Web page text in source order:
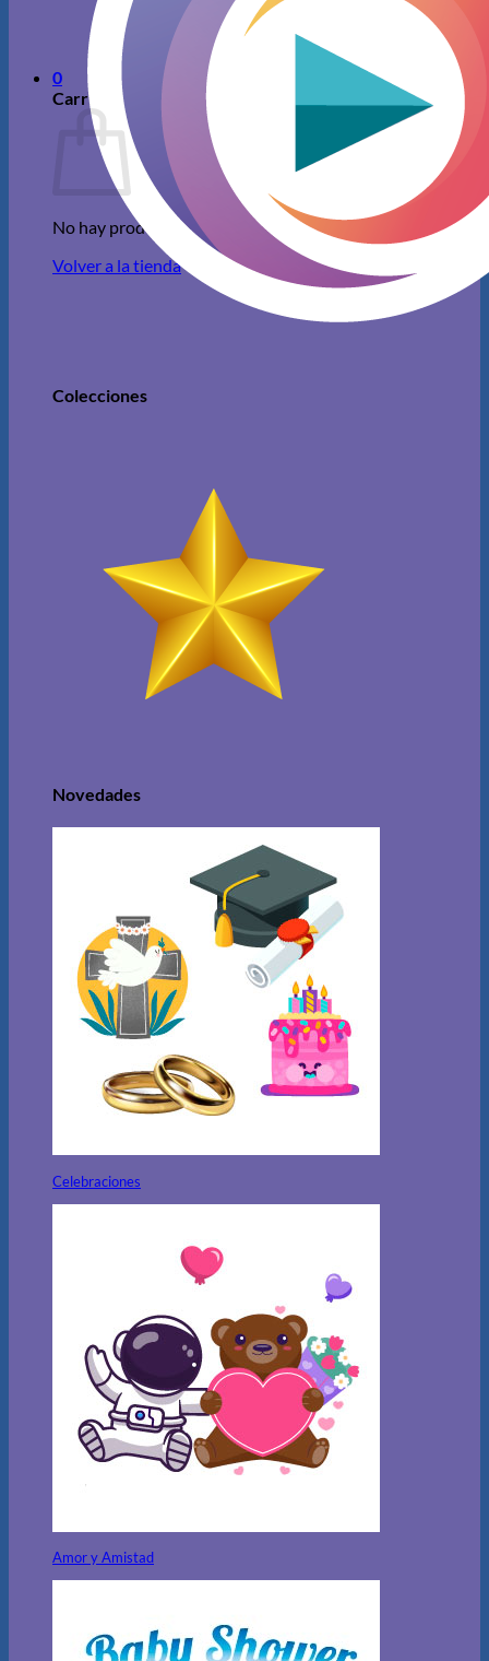
Volver a la tienda
0
Carrito
No hay productos en el carrito.
Volver a la tienda
Colecciones
Novedades
Celebraciones
Amor y Amistad